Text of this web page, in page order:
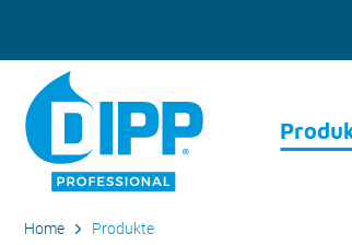
Home Produkte